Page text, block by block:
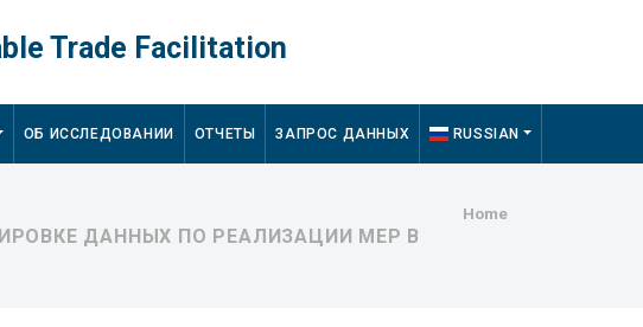
Trade Facilitation
ОБ ИССЛЕДОВАНИИ ОТЧЕТЫ ЗАПРОС ДАННЫХ RUSSIAN
Home
ДАННЫХ ПО РЕАЛИЗАЦИИ МЕР В